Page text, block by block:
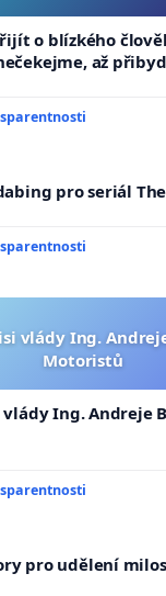
o blízkého
až
auta!
pro seriál
vlády Ing.
Motoristů
Ing. Andreje
pro udělení